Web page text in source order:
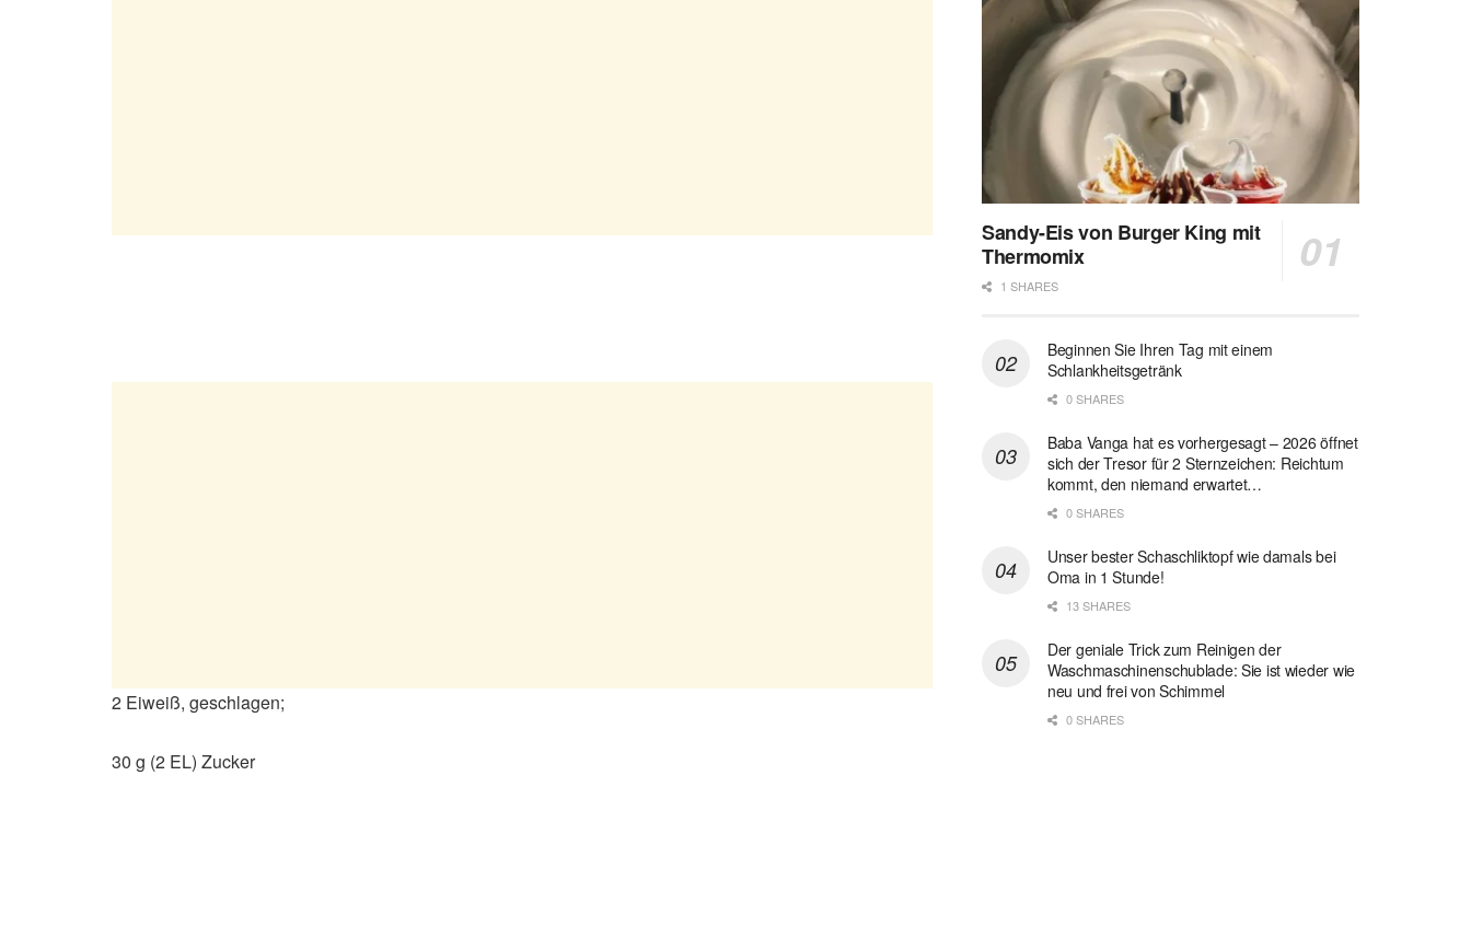
2 Eiweiß, geschlagen;
30 g (2 EL) Zucker
Sandy-Eis von Burger King mit
Thermomix
1 SHARES
Beginnen Sie Ihren Tag mit einem
Schlankheitsgetränk
0 SHARES
Baba Vanga hat es vorhergesagt – 2026 öffnet
sich der Tresor für 2 Sternzeichen: Reichtum
kommt, den niemand erwartet…
0 SHARES
Unser bester Schaschliktopf wie damals bei
Oma in 1 Stunde!
13 SHARES
Der geniale Trick zum Reinigen der
Waschmaschinenschublade: Sie ist wieder wie
neu und frei von Schimmel
0 SHARES